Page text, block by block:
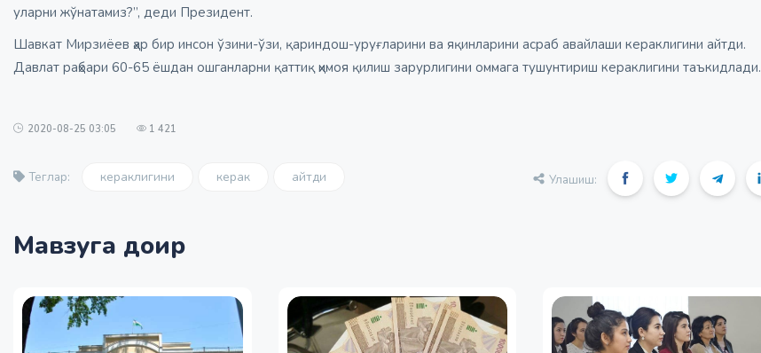
уларни жўнатамиз?”, деди Президент.
Шавкат Мирзиёев ҳар бир инсон ўзини-ўзи, қариндош-уруғларини ва яқинларини асраб авайлаши кераклигини айтди.
Давлат раҳбари 60-65 ёшдан ошганларни қаттиқ ҳимоя қилиш зарурлигини оммага тушунтириш кераклигини таъкидлади.
2020-08-25 03:05 1 421
Теглар: кераклигини керак айтди Улашиш:
Мавзуга доир